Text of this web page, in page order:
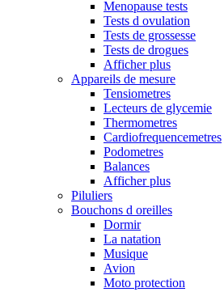
Menopause tests
Tests d ovulation
Tests de grossesse
Tests de drogues
Afficher plus
Appareils de mesure
Tensiometres
Lecteurs de glycemie
Thermometres
Cardiofrequencemetres
Podometres
Balances
Afficher plus
Piluliers
Bouchons d oreilles
Dormir
La natation
Musique
Avion
Moto protection